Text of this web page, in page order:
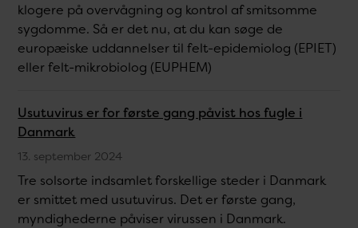
klogere på overvågning og kontrol af smitsomme
sygdomme. Så er det nu, at du kan søge de
europæiske uddannelser til felt-epidemiolog (EPIET)
eller felt-mikrobiolog (EUPHEM)
Usutuvirus er for første gang påvist hos fugle i
Danmark
13. september 2024
Tre solsorte indsamlet forskellige steder i Danmark
er smittet med usutuvirus. Det er første gang,
myndighederne påviser virussen i Danmark.